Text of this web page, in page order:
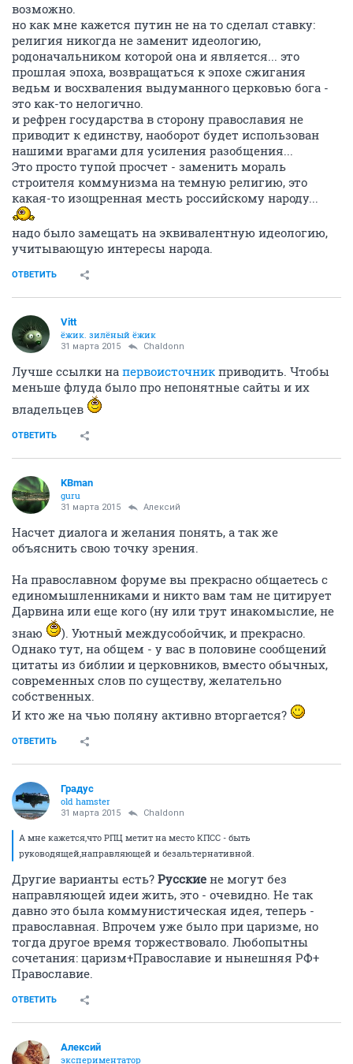
возможно.
но как мне кажется путин не на то сделал ставку:
религия никогда не заменит идеологию,
родоначальником которой она и является... это
прошлая эпоха, возвращаться к эпохе сжигания
ведьм и восхваления выдуманного церковью бога -
это как-то нелогично.
и рефрен государства в сторону православия не
приводит к единству, наоборот будет использован
нашими врагами для усиления разобщения...
Это просто тупой просчет - заменить мораль
строителя коммунизма на темную религию, это
какая-то изощренная месть российскому народу...
надо было замещать на эквивалентную идеологию,
учитывающую интересы народа.
ОТВЕТИТЬ
Vitt
ёжик. зилёный ёжик
31 марта 2015 Chaldonn
Лучше ссылки на первоисточник приводить. Чтобы
меньше флуда было про непонятные сайты и их
владельцев
ОТВЕТИТЬ
KBman
guru
31 марта 2015 Алексий
Насчет диалога и желания понять, а так же
объяснить свою точку зрения.
На православном форуме вы прекрасно общаетесь с
единомышленниками и никто вам там не цитирует
Дарвина или еще кого (ну или трут инакомыслие, не
знаю
). Уютный междусобойчик, и прекрасно.
Однако тут, на общем - у вас в половине сообщений
цитаты из библии и церковников, вместо обычных,
современных слов по существу, желательно
собственных.
И кто же на чью поляну активно вторгается?
ОТВЕТИТЬ
Градус
old hamster
31 марта 2015 Chaldonn
А мне кажется,что РПЦ метит на место КПСС - быть
руководящей,направляющей и безальтернативной.
Другие варианты есть? Русские не могут без
направляющей идеи жить, это - очевидно. Не так
давно это была коммунистическая идея, теперь -
православная. Впрочем уже было при царизме, но
тогда другое время торжествовало. Любопытны
сочетания: царизм+Православие и нынешняя РФ+
Православие.
ОТВЕТИТЬ
Алексий
экспериментатор